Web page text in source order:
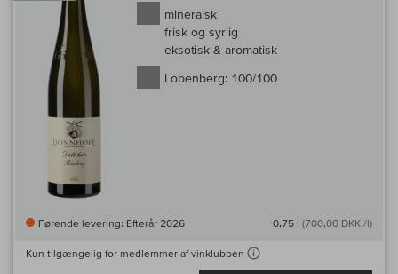
mineralsk
frisk og syrlig
eksotisk & aromatisk
Lobenberg: 100/100
Førende levering: Efterår 2026 0,75 l (700,00 DKK /l)
Kun tilgængelig for medlemmer af vinklubben